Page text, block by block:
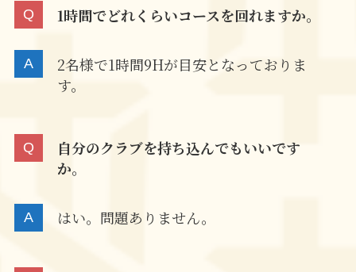
1時間でどれくらいコースを回れますか。
2名様で1時間9Hが目安となっておりま
す。
自分のクラブを持ち込んでもいいです
か。
はい。問題ありません。